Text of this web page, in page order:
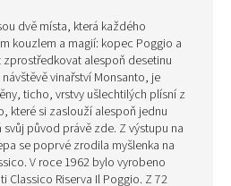
dvě místa, která každého
kouzlem a magií: kopec Poggio a
alespoň desetinu
vinařství Monsanto, je
ticho, vrstvy ušlechtilých plísní z
které si zaslouží alespoň jednu
původ právě zde. Z výstupu na
se poprvé zrodila myšlenka na
V roce 1962 bylo vyrobeno
Classico Riserva Il Poggio. Z 72